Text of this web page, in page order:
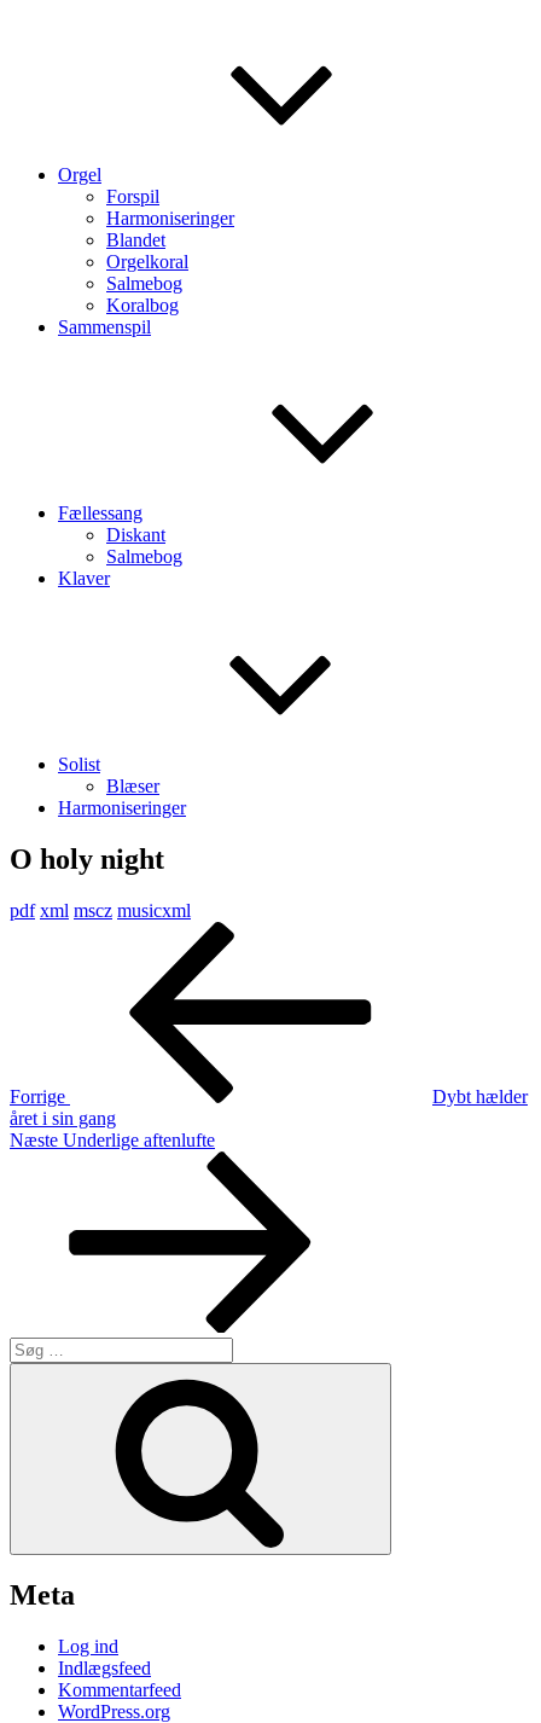
Orgel
Forspil
Harmoniseringer
Blandet
Orgelkoral
Salmebog
Koralbog
Sammenspil
Fællessang
Diskant
Salmebog
Klaver
Solist
Blæser
Harmoniseringer
O holy night
pdf xml mscz musicxml
Indlægsnavigation
Forrige
Dybt hælder
året i sin gang
Næste
Næste Underlige aftenlufte
Søg
efter:
Meta
Log ind
Indlægsfeed
Kommentarfeed
WordPress.org